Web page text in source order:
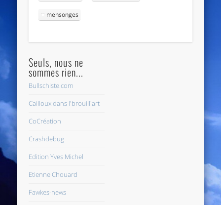
mensonges
Seuls, nous ne
sommes rien...
Bullschiste.com
Cailloux dans l'brouill'art
CoCréation
Crashdebug
Edition Yves Michel
Etienne Chouard
Fawkes-news